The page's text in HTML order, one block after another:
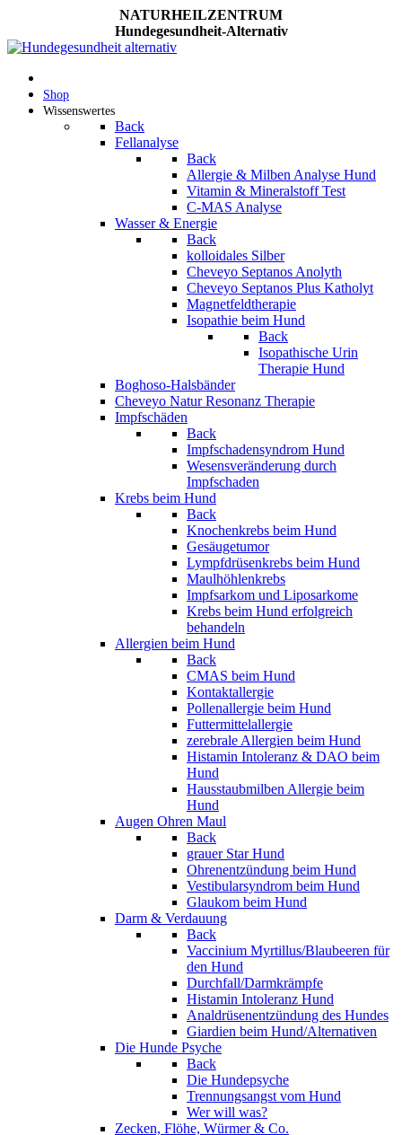
NATURHEILZENTRUM
Hundegesundheit-Alternativ
Shop
Wissenswertes
Back
Fellanalyse
Back
Allergie & Milben Analyse Hund
Vitamin & Mineralstoff Test
C-MAS Analyse
Wasser & Energie
Back
kolloidales Silber
Cheveyo Septanos Anolyth
Cheveyo Septanos Plus Katholyt
Magnetfeldtherapie
Isopathie beim Hund
Back
Isopathische Urin
Therapie Hund
Boghoso-Halsbänder
Cheveyo Natur Resonanz Therapie
Impfschäden
Back
Impfschadensyndrom Hund
Wesensveränderung durch
Impfschaden
Krebs beim Hund
Back
Knochenkrebs beim Hund
Gesäugetumor
Lympfdrüsenkrebs beim Hund
Maulhöhlenkrebs
Impfsarkom und Liposarkome
Krebs beim Hund erfolgreich
behandeln
Allergien beim Hund
Back
CMAS beim Hund
Kontaktallergie
Pollenallergie beim Hund
Futtermittelallergie
zerebrale Allergien beim Hund
Histamin Intoleranz & DAO beim
Hund
Hausstaubmilben Allergie beim
Hund
Augen Ohren Maul
Back
grauer Star Hund
Ohrenentzündung beim Hund
Vestibularsyndrom beim Hund
Glaukom beim Hund
Darm & Verdauung
Back
Vaccinium Myrtillus/Blaubeeren für
den Hund
Durchfall/Darmkrämpfe
Histamin Intoleranz Hund
Analdrüsenentzündung des Hundes
Giardien beim Hund/Alternativen
Die Hunde Psyche
Back
Die Hundepsyche
Trennungsangst vom Hund
Wer will was?
Zecken, Flöhe, Würmer & Co.